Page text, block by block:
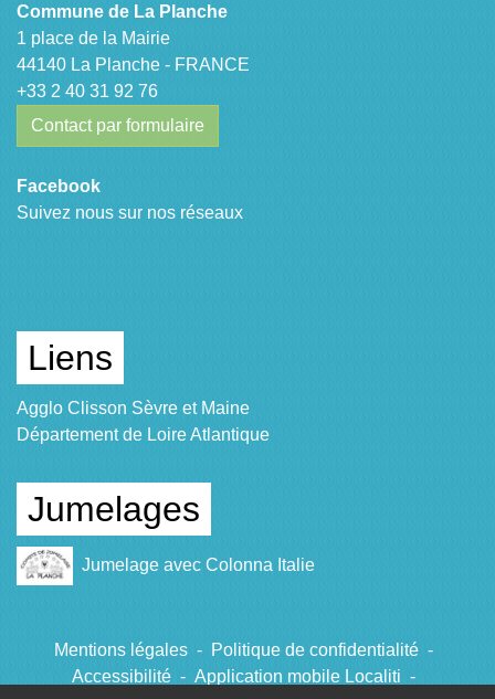
Commune de La Planche
1 place de la Mairie
44140 La Planche - FRANCE
+33 2 40 31 92 76
Contact par formulaire
Facebook
Suivez nous sur nos réseaux
Liens
Agglo Clisson Sèvre et Maine
Département de Loire Atlantique
Jumelages
Jumelage avec Colonna Italie
Mentions légales - Politique de confidentialité -
Accessibilité - Application mobile Localiti -